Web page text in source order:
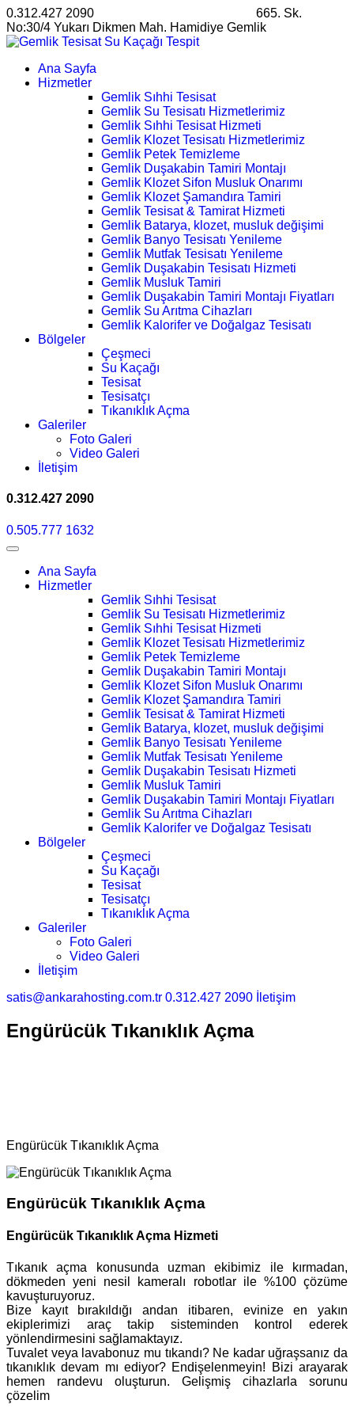
0.312.427 2090
665. Sk.
No:30/4 Yukarı Dikmen Mah. Hamidiye Gemlik
Ana Sayfa
Hizmetler
Gemlik Sıhhi Tesisat
Gemlik Su Tesisatı Hizmetlerimiz
Gemlik Sıhhi Tesisat Hizmeti
Gemlik Klozet Tesisatı Hizmetlerimiz
Gemlik Petek Temizleme
Gemlik Duşakabin Tamiri Montajı
Gemlik Klozet Sifon Musluk Onarımı
Gemlik Klozet Şamandıra Tamiri
Gemlik Tesisat & Tamirat Hizmeti
Gemlik Batarya, klozet, musluk değişimi
Gemlik Banyo Tesisatı Yenileme
Gemlik Mutfak Tesisatı Yenileme
Gemlik Duşakabin Tesisatı Hizmeti
Gemlik Musluk Tamiri
Gemlik Duşakabin Tamiri Montajı Fiyatları
Gemlik Su Arıtma Cihazları
Gemlik Kalorifer ve Doğalgaz Tesisatı
Bölgeler
Çeşmeci
Su Kaçağı
Tesisat
Tesisatçı
Tıkanıklık Açma
Galeriler
Foto Galeri
Video Galeri
İletişim
0.312.427 2090
0.505.777 1632
Ana Sayfa
Hizmetler
Gemlik Sıhhi Tesisat
Gemlik Su Tesisatı Hizmetlerimiz
Gemlik Sıhhi Tesisat Hizmeti
Gemlik Klozet Tesisatı Hizmetlerimiz
Gemlik Petek Temizleme
Gemlik Duşakabin Tamiri Montajı
Gemlik Klozet Sifon Musluk Onarımı
Gemlik Klozet Şamandıra Tamiri
Gemlik Tesisat & Tamirat Hizmeti
Gemlik Batarya, klozet, musluk değişimi
Gemlik Banyo Tesisatı Yenileme
Gemlik Mutfak Tesisatı Yenileme
Gemlik Duşakabin Tesisatı Hizmeti
Gemlik Musluk Tamiri
Gemlik Duşakabin Tamiri Montajı Fiyatları
Gemlik Su Arıtma Cihazları
Gemlik Kalorifer ve Doğalgaz Tesisatı
Bölgeler
Çeşmeci
Su Kaçağı
Tesisat
Tesisatçı
Tıkanıklık Açma
Galeriler
Foto Galeri
Video Galeri
İletişim
satis@ankarahosting.com.tr 0.312.427 2090 İletişim
Engürücük Tıkanıklık Açma
Engürücük Tıkanıklık Açma
Engürücük Tıkanıklık Açma
Engürücük Tıkanıklık Açma Hizmeti
Tıkanık açma konusunda uzman ekibimiz ile kırmadan,
dökmeden yeni nesil kameralı robotlar ile %100 çözüme
kavuşturuyoruz.
Bize kayıt bırakıldığı andan itibaren, evinize en yakın
ekiplerimizi araç takip sisteminden kontrol ederek
yönlendirmesini sağlamaktayız.
Tuvalet veya lavabonuz mu tıkandı? Ne kadar uğraşsanız da
tıkanıklık devam mı ediyor? Endişelenmeyin! Bizi arayarak
hemen randevu oluşturun. Gelişmiş cihazlarla sorunu
çözelim